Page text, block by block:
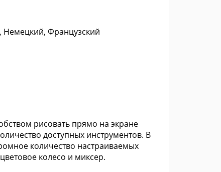
Немецкий, Французский
рисовать прямо на экране
доступных инструментов. В
количество настраиваемых
колесо и миксер.